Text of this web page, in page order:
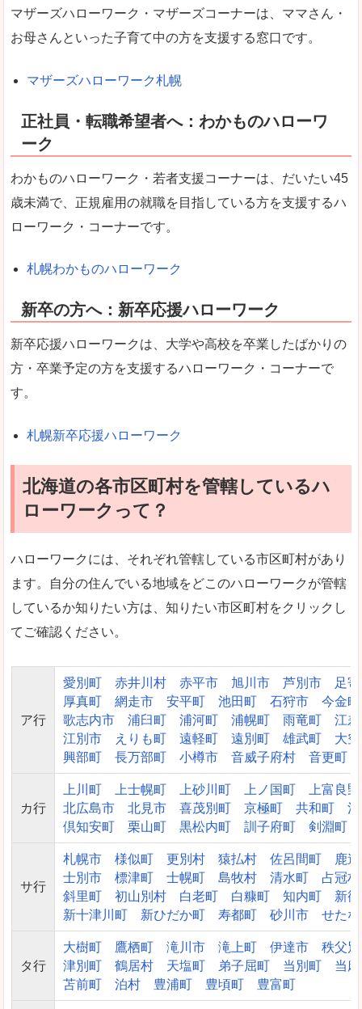
マザーズハローワーク・マザーズコーナーは、ママさん・
お母さんといった子育て中の方を支援する窓口です。
マザーズハローワーク札幌
正社員・転職希望者へ：わかものハローワ
ーク
わかものハローワーク・若者支援コーナーは、だいたい45
歳未満で、正規雇用の就職を目指している方を支援するハ
ローワーク・コーナーです。
札幌わかものハローワーク
新卒の方へ：新卒応援ハローワーク
新卒応援ハローワークは、大学や高校を卒業したばかりの
方・卒業予定の方を支援するハローワーク・コーナーで
す。
札幌新卒応援ハローワーク
北海道の各市区町村を管轄しているハ
ローワークって？
ハローワークには、それぞれ管轄している市区町村があり
ます。自分の住んでいる地域をどこのハローワークが管轄
しているか知りたい方は、知りたい市区町村をクリックし
てご確認ください。
ア行
愛別町 赤井川村 赤平市 旭川市 芦別市
足
厚真町
網走市 安平町 池田町 石狩市
今金町
歌志内市
浦臼町 浦河町 浦幌町 雨竜町
江
江別市
えりも町 遠軽町 遠別町 雄武町
大
興部町
長万部町 小樽市 音威子府村 音更町
カ行
上川町 上士幌町 上砂川町 上ノ国町
上富良
北広島市
北見市 喜茂別町 京極町 共和町
倶知安町
栗山町 黒松内町 訓子府町 剣淵町
サ行
札幌市 様似町 更別村 猿払村 佐呂間町
鹿
士別市
標津町 士幌町 島牧村 清水町
占冠村
斜里町
初山別村 白老町 白糠町 知内町
新
新十津川町
新ひだか町 寿都町 砂川市 せた
タ行
大樹町 鷹栖町 滝川市 滝上町 伊達市
秩父
津別町
鶴居村 天塩町 弟子屈町 当別町
当
苫前町
泊村 豊浦町 豊頃町 豊富町